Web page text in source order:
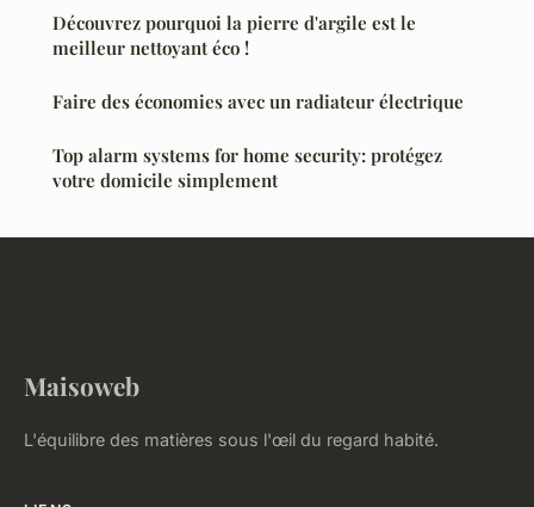
Découvrez pourquoi la pierre d'argile est le
meilleur nettoyant éco !
Faire des économies avec un radiateur électrique
Top alarm systems for home security: protégez
votre domicile simplement
Maisoweb
L'équilibre des matières sous l'œil du regard habité.